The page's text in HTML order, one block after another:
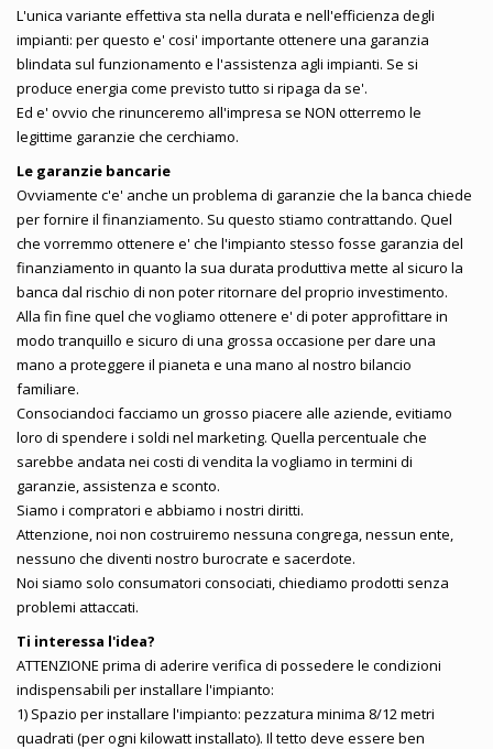
L'unica variante effettiva sta nella durata e nell'efficienza degli
impianti: per questo e' cosi' importante ottenere una garanzia
blindata sul funzionamento e l'assistenza agli impianti. Se si
produce energia come previsto tutto si ripaga da se'.
Ed e' ovvio che rinunceremo all'impresa se NON otterremo le
legittime garanzie che cerchiamo.
Le garanzie bancarie
Ovviamente c'e' anche un problema di garanzie che la banca chiede
per fornire il finanziamento. Su questo stiamo contrattando. Quel
che vorremmo ottenere e' che l'impianto stesso fosse garanzia del
finanziamento in quanto la sua durata produttiva mette al sicuro la
banca dal rischio di non poter ritornare del proprio investimento.
Alla fin fine quel che vogliamo ottenere e' di poter approfittare in
modo tranquillo e sicuro di una grossa occasione per dare una
mano a proteggere il pianeta e una mano al nostro bilancio
familiare.
Consociandoci facciamo un grosso piacere alle aziende, evitiamo
loro di spendere i soldi nel marketing. Quella percentuale che
sarebbe andata nei costi di vendita la vogliamo in termini di
garanzie, assistenza e sconto.
Siamo i compratori e abbiamo i nostri diritti.
Attenzione, noi non costruiremo nessuna congrega, nessun ente,
nessuno che diventi nostro burocrate e sacerdote.
Noi siamo solo consumatori consociati, chiediamo prodotti senza
problemi attaccati.
Ti interessa l'idea?
ATTENZIONE prima di aderire verifica di possedere le condizioni
indispensabili per installare l'impianto:
1) Spazio per installare l'impianto: pezzatura minima 8/12 metri
quadrati (per ogni kilowatt installato). Il tetto deve essere ben